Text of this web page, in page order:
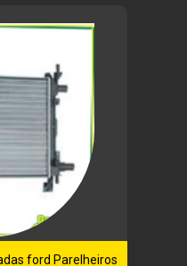
ford Parelheiros